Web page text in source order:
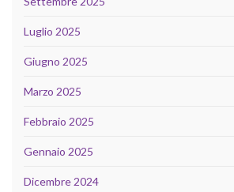
Luglio 2025
Giugno 2025
Marzo 2025
Febbraio 2025
Gennaio 2025
Dicembre 2024